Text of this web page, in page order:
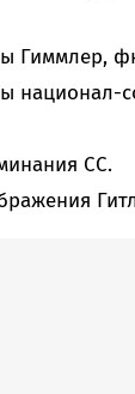
Гиммлер,
национал-
СС.